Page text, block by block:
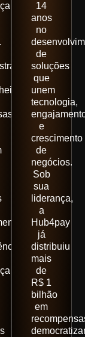
14
anos
no
de
soluções
que
unem
tecnologia,
e
crescimento
de
negócios.
Sob
sua
liderança,
a
Hub4pay
já
distribuiu
mais
de
R$ 1
bilhão
em